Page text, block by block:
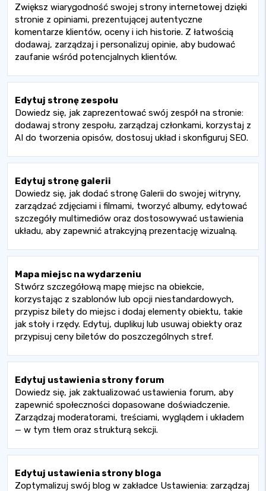
Zwiększ wiarygodność swojej strony internetowej dzięki
stronie z opiniami, prezentującej autentyczne
komentarze klientów, oceny i ich historie. Z łatwością
dodawaj, zarządzaj i personalizuj opinie, aby budować
zaufanie wśród potencjalnych klientów.
Edytuj stronę zespołu
Dowiedz się, jak zaprezentować swój zespół na stronie:
dodawaj strony zespołu, zarządzaj członkami, korzystaj z
AI do tworzenia opisów, dostosuj układ i skonfiguruj SEO.
Edytuj stronę galerii
Dowiedz się, jak dodać stronę Galerii do swojej witryny,
zarządzać zdjęciami i filmami, tworzyć albumy, edytować
szczegóły multimediów oraz dostosowywać ustawienia
układu, aby zapewnić atrakcyjną prezentację wizualną.
Mapa miejsc na wydarzeniu
Stwórz szczegółową mapę miejsc na obiekcie,
korzystając z szablonów lub opcji niestandardowych,
przypisz bilety do miejsc i dodaj elementy obiektu, takie
jak stoły i rzędy. Edytuj, duplikuj lub usuwaj obiekty oraz
przypisuj ceny biletów do poszczególnych stref.
Edytuj ustawienia strony forum
Dowiedz się, jak zaktualizować ustawienia forum, aby
zapewnić społeczności dopasowane doświadczenie.
Zarządzaj moderatorami, treściami, wyglądem i układem
— w tym tłem oraz strukturą sekcji.
Edytuj ustawienia strony bloga
Zoptymalizuj swój blog w zakładce Ustawienia: zarządzaj